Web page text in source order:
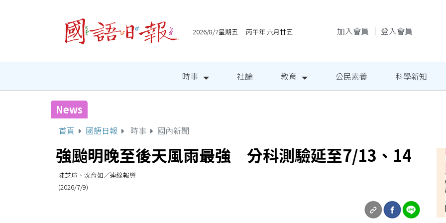
2026/8/7星期五 丙午年 六月廿五 加入會員 ｜ 登入會員
時事 社論 教育 公民素養 科學新知
News
首頁 國語日報 時事 國內新聞
強颱明晚至後天風雨最強 分科測驗延至7/13、14
陳芝瑄、沈育如／連線報導
(2026/7/9)